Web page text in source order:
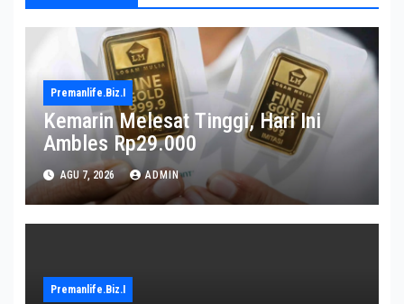
Premanlife.biz.i
Kemarin Melesat Tinggi, Hari Ini
Ambles Rp29.000
AGU 7, 2026 ADMIN
Premanlife.biz.i